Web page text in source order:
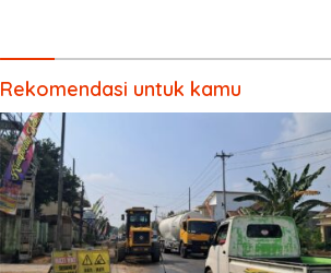
Rekomendasi untuk kamu